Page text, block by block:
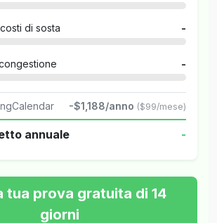
di sosta -
-
-$1,188/anno ($99/mese)
annuale -
tua prova gratuita di 14
giorni